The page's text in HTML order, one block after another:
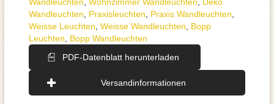
Wandleuchten
Praxisleuchten Praxis Wandleuchten
Weisse Leuchten Weisse Wandleuchten
Bopp
Leuchten
Bopp Wandleuchten
PDF-Datenblatt herunterladen
Versandinformationen